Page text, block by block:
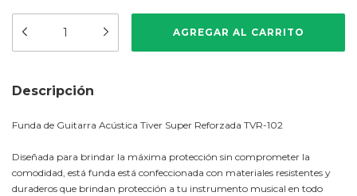
Descripción
Funda de Guitarra Acústica Tiver Super Reforzada TVR-102
Diseñada para brindar la máxima protección sin comprometer la
comodidad, está funda está confeccionada con materiales resistentes y
duraderos que brindan protección a tu instrumento musical en todo